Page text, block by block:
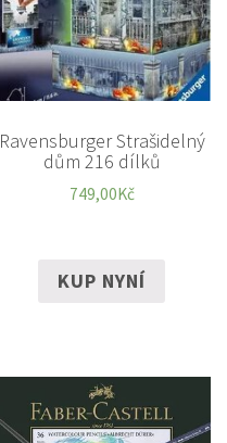
Ravensburger Strašidelný
dům 216 dílků
749,00Kč
KUP NYNÍ